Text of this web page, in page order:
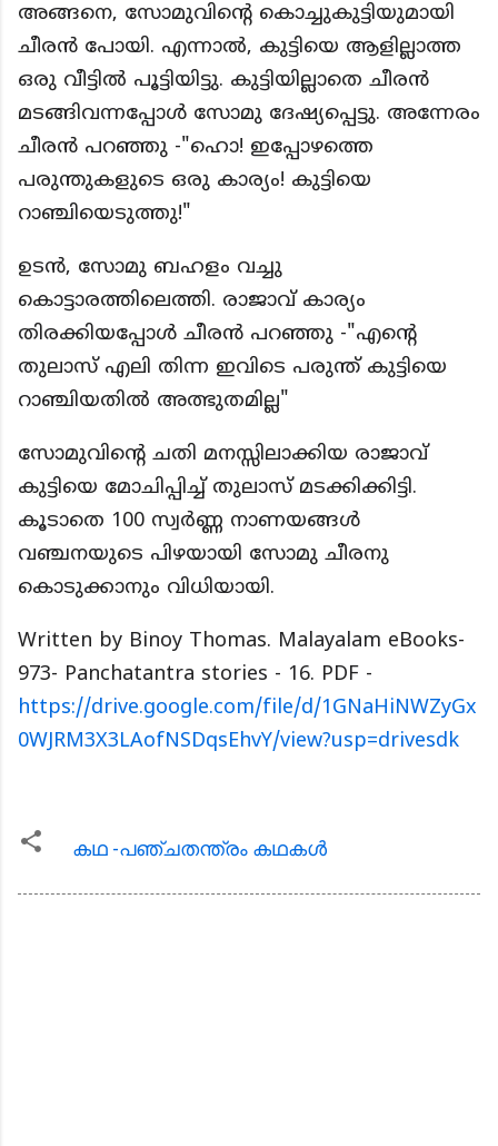
അങ്ങനെ, സോമുവിൻ്റെ കൊച്ചുകുട്ടിയുമായി
ചീരൻ പോയി. എന്നാൽ, കുട്ടിയെ ആളില്ലാത്ത
ഒരു വീട്ടിൽ പൂട്ടിയിട്ടു. കുട്ടിയില്ലാതെ ചീരൻ
മടങ്ങിവന്നപ്പോൾ സോമു ദേഷ്യപ്പെട്ടു. അന്നേരം
ചീരൻ പറഞ്ഞു -"ഹൊ! ഇപ്പോഴത്തെ
പരുന്തുകളുടെ ഒരു കാര്യം! കുട്ടിയെ
റാഞ്ചിയെടുത്തു!"
ഉടൻ, സോമു ബഹളം വച്ചു
കൊട്ടാരത്തിലെത്തി. രാജാവ് കാര്യം
തിരക്കിയപ്പോൾ ചീരൻ പറഞ്ഞു -"എൻ്റെ
തുലാസ് എലി തിന്ന ഇവിടെ പരുന്ത് കുട്ടിയെ
റാഞ്ചിയതിൽ അത്ഭുതമില്ല"
സോമുവിൻ്റെ ചതി മനസ്സിലാക്കിയ രാജാവ്
കുട്ടിയെ മോചിപ്പിച്ച് തുലാസ് മടക്കിക്കിട്ടി.
കൂടാതെ 100 സ്വർണ്ണ നാണയങ്ങൾ
വഞ്ചനയുടെ പിഴയായി സോമു ചീരനു
കൊടുക്കാനും വിധിയായി.
Written by Binoy Thomas. Malayalam eBooks-
973- Panchatantra stories - 16. PDF -
https://drive.google.com/file/d/1GNaHiNWZyGx
0WJRM3X3LAofNSDqsEhvY/view?usp=drivesdk
കഥ -പഞ്ചതന്ത്രം കഥകള്‍